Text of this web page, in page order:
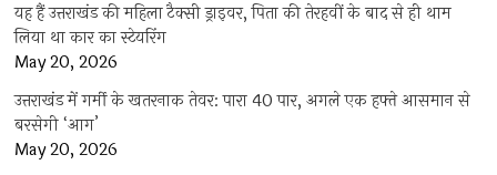
यह हैं उत्तराखंड की महिला टैक्सी ड्राइवर, पिता की तेरहवीं के बाद से ही थाम
लिया था कार का स्टेयरिंग
May 20, 2026
उत्तराखंड में गर्मी के खतरनाक तेवर: पारा 40 पार, अगले एक हफ्ते आसमान से
बरसेगी ‘आग’
May 20, 2026